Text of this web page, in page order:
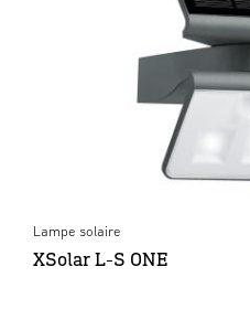
Lampe solaire
XSolar L-S ONE